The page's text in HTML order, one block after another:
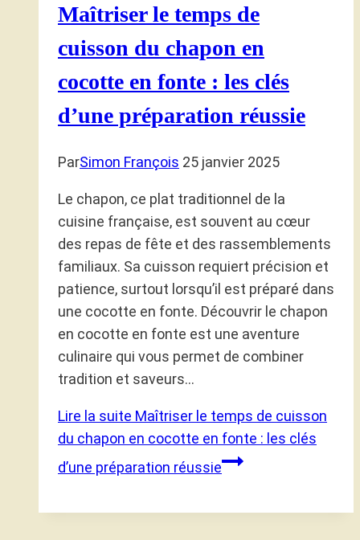
Maîtriser le temps de
cuisson du chapon en
cocotte en fonte : les clés
d’une préparation réussie
ParSimon François 25 janvier 2025
Le chapon, ce plat traditionnel de la
cuisine française, est souvent au cœur
des repas de fête et des rassemblements
familiaux. Sa cuisson requiert précision et
patience, surtout lorsqu’il est préparé dans
une cocotte en fonte. Découvrir le chapon
en cocotte en fonte est une aventure
culinaire qui vous permet de combiner
tradition et saveurs…
Lire la suite Maîtriser le temps de cuisson
du chapon en cocotte en fonte : les clés
d’une préparation réussie